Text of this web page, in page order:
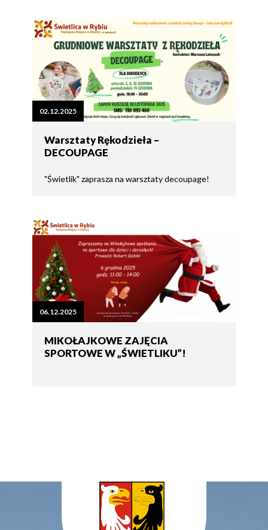
02.12.2025
Warsztaty Rękodzieła –
DECOUPAGE
"Świetlik" zaprasza na warsztaty decoupage!
06.12.2025
MIKOŁAJKOWE ZAJĘCIA
SPORTOWE W „ŚWIETLIKU”!